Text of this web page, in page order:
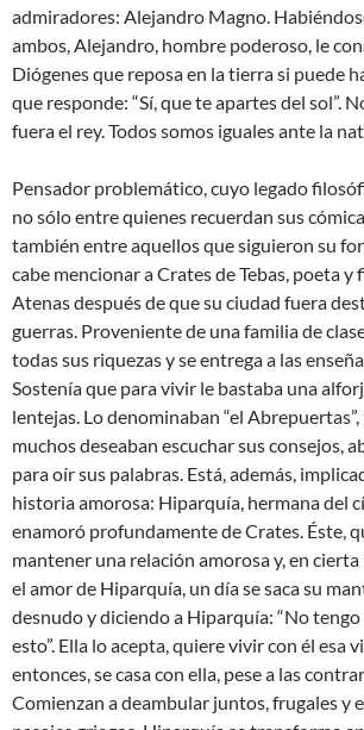
admiradores: Alejandro Magno.
ambos, Alejandro, hombre poderoso, le
Diógenes que reposa en la tierra si puede
que responde: “Sí, que te apartes del sol”.
fuera el rey. Todos somos iguales ante la
Pensador problemático, cuyo legado
no sólo entre quienes recuerdan sus
también entre aquellos que siguieron su
cabe mencionar a Crates de Tebas, poeta y
Atenas después de que su ciudad fuera
guerras. Proveniente de una familia de
todas sus riquezas y se entrega a las
Sostenía que para vivir le bastaba una
lentejas. Lo denominaban “el
muchos deseaban escuchar sus consejos,
para oír sus palabras. Está, además,
historia amorosa: Hiparquía, hermana del
enamoró profundamente de Crates. Éste,
mantener una relación amorosa y, en
el amor de Hiparquía, un día se saca su
desnudo y diciendo a Hiparquía: “No tengo
esto”. Ella lo acepta, quiere vivir con él esa
entonces, se casa con ella, pese a las
Comienzan a deambular juntos, frugales y